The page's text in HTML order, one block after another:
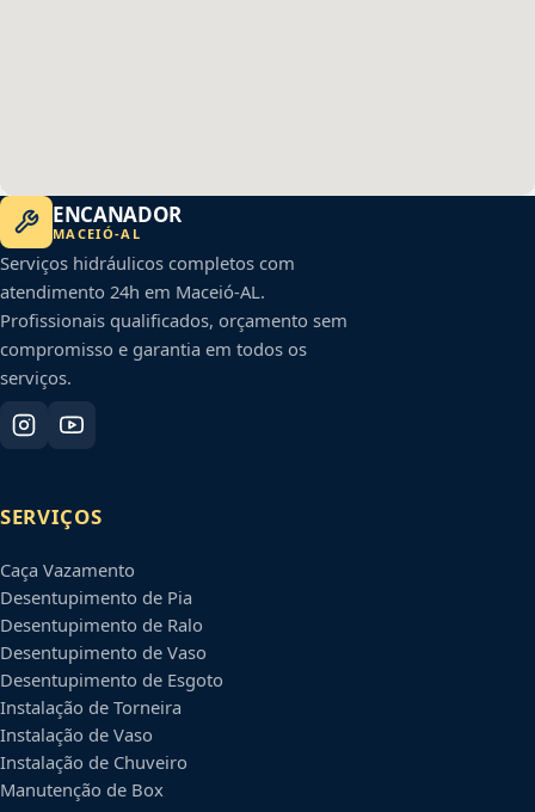
ENCANADOR
MACEIÓ-AL
Serviços hidráulicos completos com
atendimento 24h em Maceió-AL.
Profissionais qualificados, orçamento sem
compromisso e garantia em todos os
serviços.
SERVIÇOS
Caça Vazamento
Desentupimento de Pia
Desentupimento de Ralo
Desentupimento de Vaso
Desentupimento de Esgoto
Instalação de Torneira
Instalação de Vaso
Instalação de Chuveiro
Manutenção de Box